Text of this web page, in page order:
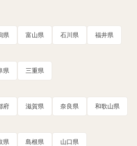
県 富山県 石川県 福井県
県 三重県
府 滋賀県 奈良県 和歌山県
県 島根県 山口県